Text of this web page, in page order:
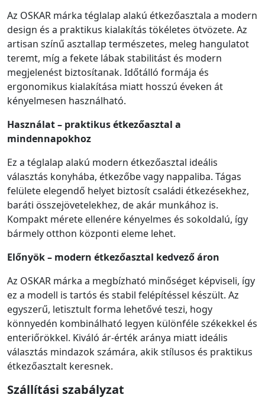
Az OSKAR márka téglalap alakú étkezőasztala a modern
design és a praktikus kialakítás tökéletes ötvözete. Az
artisan színű asztallap természetes, meleg hangulatot
teremt, míg a fekete lábak stabilitást és modern
megjelenést biztosítanak. Időtálló formája és
ergonomikus kialakítása miatt hosszú éveken át
kényelmesen használható.
Használat – praktikus étkezőasztal a
mindennapokhoz
Ez a téglalap alakú modern étkezőasztal ideális
választás konyhába, étkezőbe vagy nappaliba. Tágas
felülete elegendő helyet biztosít családi étkezésekhez,
baráti összejövetelekhez, de akár munkához is.
Kompakt mérete ellenére kényelmes és sokoldalú, így
bármely otthon központi eleme lehet.
Előnyök – modern étkezőasztal kedvező áron
Az OSKAR márka a megbízható minőséget képviseli, így
ez a modell is tartós és stabil felépítéssel készült. Az
egyszerű, letisztult forma lehetővé teszi, hogy
könnyedén kombinálható legyen különféle székekkel és
enteriőrökkel. Kiváló ár-érték aránya miatt ideális
választás mindazok számára, akik stílusos és praktikus
étkezőasztalt keresnek.
Szállítási szabályzat